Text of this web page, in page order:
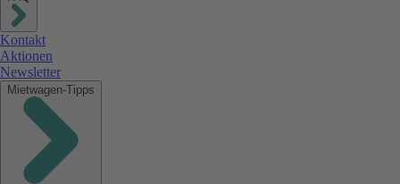
Kontakt
Aktionen
Newsletter
Mietwagen-Tipps